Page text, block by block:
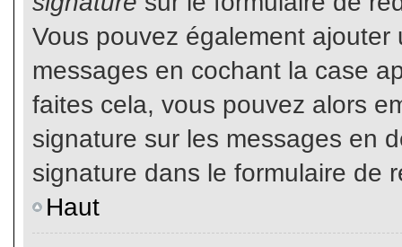
Vous pouvez également
messages en cochant la case
faites cela, vous pouvez alors
signature sur les messages en
signature dans le formulaire de
Haut